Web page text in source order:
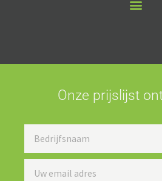
Onze prijslijst